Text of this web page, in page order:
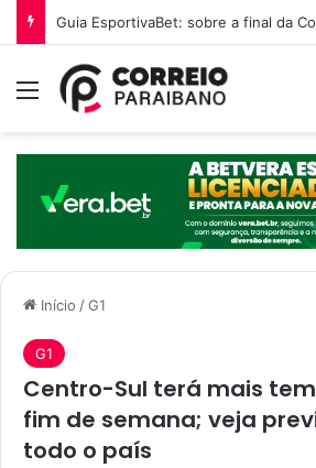
Guia EsportivaBet: sobre a final da
Menu
Início /G1
G1
Centro-Sul terá mais
fim de semana; veja
todo o país